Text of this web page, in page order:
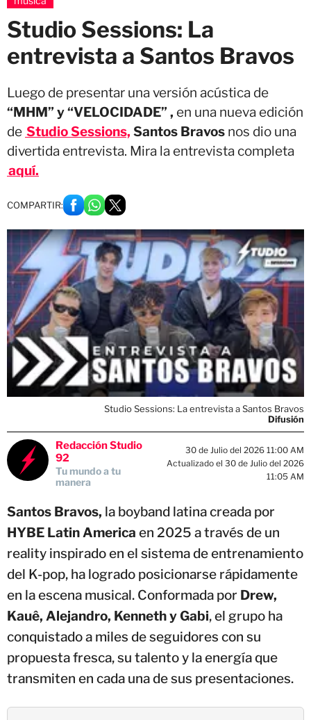
Studio Sessions: La
entrevista a Santos Bravos
Luego de presentar una versión acústica de
“MHM” y “VELOCIDADE” , en una nueva edición
de Studio Sessions, Santos Bravos nos dio una
divertida entrevista. Mira la entrevista completa
aquí.
COMPARTIR:
Studio Sessions: La entrevista a Santos Bravos
Difusión
Redacción Studio
92
Tu mundo a tu
manera
30 de Julio del 2026 11:00 AM
Actualizado el 30 de Julio del 2026
11:05 AM
Santos Bravos, la boyband latina creada por
HYBE Latin America en 2025 a través de un
reality inspirado en el sistema de entrenamiento
del K-pop, ha logrado posicionarse rápidamente
en la escena musical. Conformada por Drew,
Kauê, Alejandro, Kenneth y Gabi, el grupo ha
conquistado a miles de seguidores con su
propuesta fresca, su talento y la energía que
transmiten en cada una de sus presentaciones.